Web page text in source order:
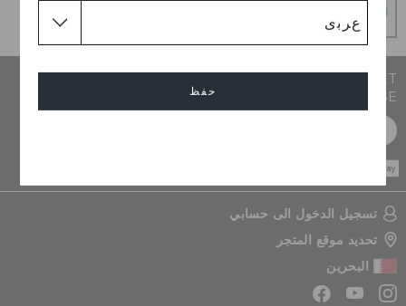
حفظ
JOIN CROCS CLUB & GET 15% OFF ON YOUR NEXT
PURCHASE
تسجيل الدخول الى حسابي
تحديد موقع المتجر
البحرين